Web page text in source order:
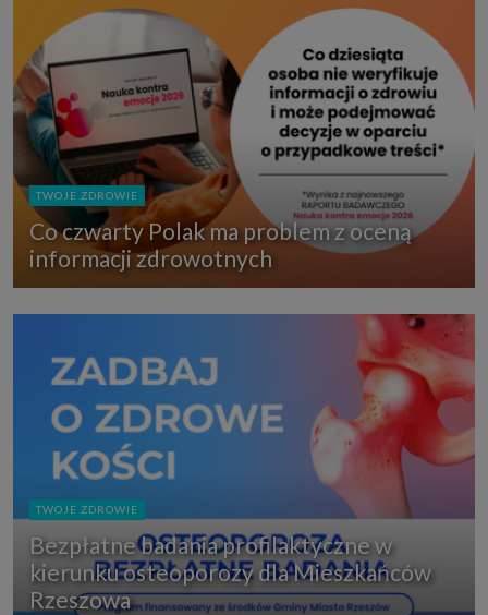
TWOJE ZDROWIE
Co czwarty Polak ma problem z oceną
informacji zdrowotnych
TWOJE ZDROWIE
Bezpłatne badania profilaktyczne w
kierunku osteoporozy dla Mieszkańców
Rzeszowa